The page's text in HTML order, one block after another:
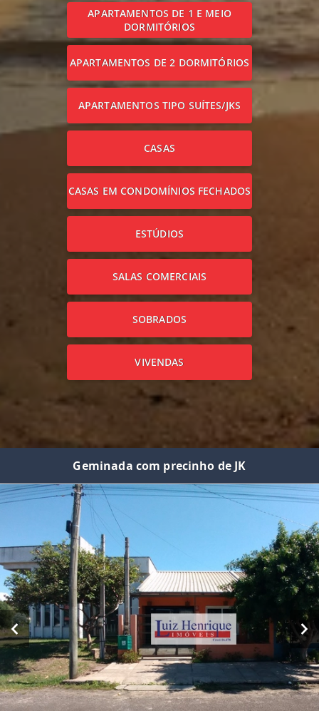
APARTAMENTOS DE 1 E MEIO
DORMITÓRIOS
APARTAMENTOS DE 2 DORMITÓRIOS
APARTAMENTOS TIPO SUÍTES/JKS
CASAS
CASAS EM CONDOMÍNIOS FECHADOS
ESTÚDIOS
SALAS COMERCIAIS
SOBRADOS
VIVENDAS
Geminada com precinho de JK